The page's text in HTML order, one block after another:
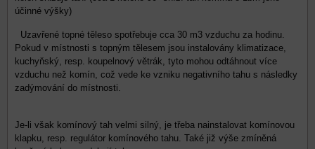
účinné výšky)
Uzavřené topné těleso spotřebuje cca 30 m3 vzduchu za hodinu.
Pokud v místnosti s topným tělesem jsou instalovány klimatizace,
kuchyňský, resp. koupelnový větrák, tyto mohou odtáhnout více
vzduchu než komín, což vede ke vzniku negativního tahu s následky
zadýmování do místnosti.
Je-li však komínový tah velmi silný, je třeba nainstalovat komínovou
klapku, resp. regulátor komínového tahu. Také již výše zmíněná